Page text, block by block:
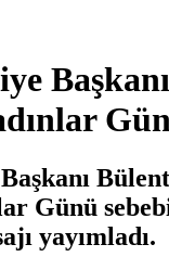
Günü
yayımladı.